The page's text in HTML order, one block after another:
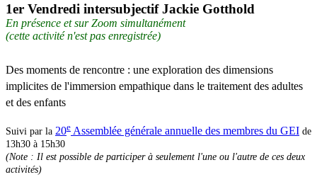
1er Vendredi intersubjectif Jackie Gotthold
En présence et sur Zoom simultanément
(cette activité n'est pas enregistrée)
Des moments de rencontre : une exploration des dimensions
implicites de l'immersion empathique dans le traitement des adultes
et des enfants
Suivi par la 20e Assemblée générale annuelle des membres du GEI de
13h30 à 15h30
(Note : Il est possible de participer à seulement l'une ou l'autre de ces deux
activités)